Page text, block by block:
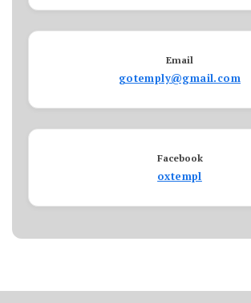
Email
gotemply@gmail.com
Facebook
oxtempl